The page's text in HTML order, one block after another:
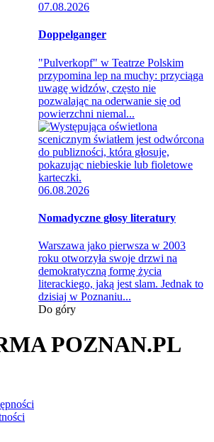
07.08.2026
Doppelganger
"Pulverkopf" w Teatrze Polskim
przypomina lep na muchy: przyciąga
uwagę widzów, często nie
pozwalając na oderwanie się od
powierzchni niemal...
06.08.2026
Nomadyczne głosy literatury
Warszawa jako pierwsza w 2003
roku otworzyła swoje drzwi na
demokratyczną formę życia
literackiego, jaką jest slam. Jednak to
dzisiaj w Poznaniu...
Do góry
POZNAN.PL